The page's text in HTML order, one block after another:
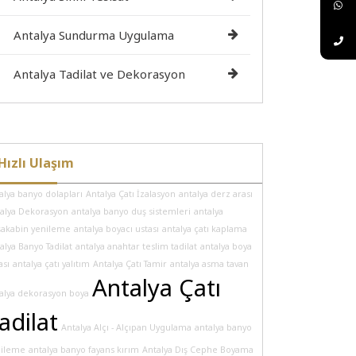
Antalya Sundurma Uygulama
Antalya Tadilat ve Dekorasyon
Ulaşım
banyo dolapları Antalya Çatı İzalasyon antalya derz arası
Dekorasyon antalya banyo duş sistemleri antalya
yenileme antalya boyacı ustası antalya çatı kaplama
Banyo Tadilat antalya anahtar teslim tadilat antalya boya
antalya çatı yalıtım Antalya Çatı Tamir antalya asma tavan
dekorasyon boya Antalya Çatı
Antalya Alçı - Alçıpan Uygulama antalya banyo
antalya banyo fayans kırım Antalya Dış Cephe Boyama